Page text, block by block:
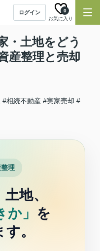
ログイン
お気に入り
0
・土地をどう
産整理と売却
#相続不動産 #実家売却 #
理
地、
か」 を
。